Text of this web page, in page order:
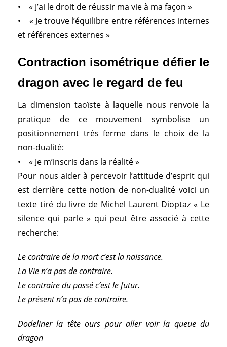
• « J’ai le droit de réussir ma vie à ma façon »
• « Je trouve l’équilibre entre références internes
et références externes »
Contraction isométrique défier le
dragon avec le regard de feu
La dimension taoïste à laquelle nous renvoie la
pratique de ce mouvement symbolise un
positionnement très ferme dans le choix de la
non-dualité:
• « Je m’inscris dans la réalité »
Pour nous aider à percevoir l’attitude d’esprit qui
est derrière cette notion de non-dualité voici un
texte tiré du livre de Michel Laurent Dioptaz « Le
silence qui parle» qui peut être associé à cette
recherche:
Le contraire de la mort c’est la naissance.
La Vie n’a pas de contraire.
Le contraire du passé c’est le futur.
Le présent n’a pas de contraire.
Dodeliner la tête ours pour aller voir la queue du
dragon